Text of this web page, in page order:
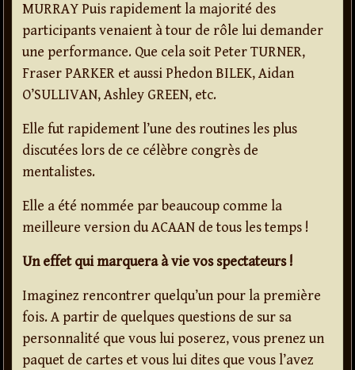
MURRAY Puis rapidement la majorité des
participants venaient à tour de rôle lui demander
une performance. Que cela soit Peter TURNER,
Fraser PARKER et aussi Phedon BILEK, Aidan
O’SULLIVAN, Ashley GREEN, etc.
Elle fut rapidement l’une des routines les plus
discutées lors de ce célèbre congrès de
mentalistes.
Elle a été nommée par beaucoup comme la
meilleure version du ACAAN de tous les temps !
Un effet qui marquera à vie vos spectateurs !
Imaginez rencontrer quelqu’un pour la première
fois. A partir de quelques questions de sur sa
personnalité que vous lui poserez, vous prenez un
paquet de cartes et vous lui dites que vous l’avez